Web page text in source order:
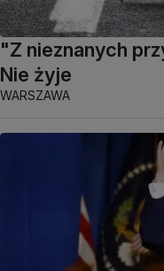
"Z nieznanych
Nie żyje
WARSZAWA